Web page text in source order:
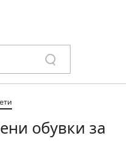
обувки за